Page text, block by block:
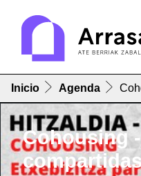
Inicio Agenda
Cohousing